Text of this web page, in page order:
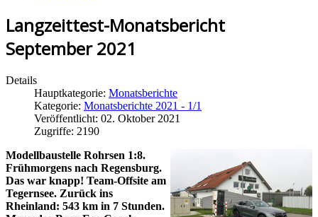
Langzeittest-Monatsbericht
September 2021
Details
Hauptkategorie: Monatsberichte
Kategorie: Monatsberichte 2021 - 1/1
Veröffentlicht: 02. Oktober 2021
Zugriffe: 2190
Modellbaustelle Rohrsen 1:8.
Frühmorgens nach Regensburg.
Das war knapp! Team-Offsite am
Tegernsee. Zurück ins
Rheinland: 543 km in 7 Stunden.